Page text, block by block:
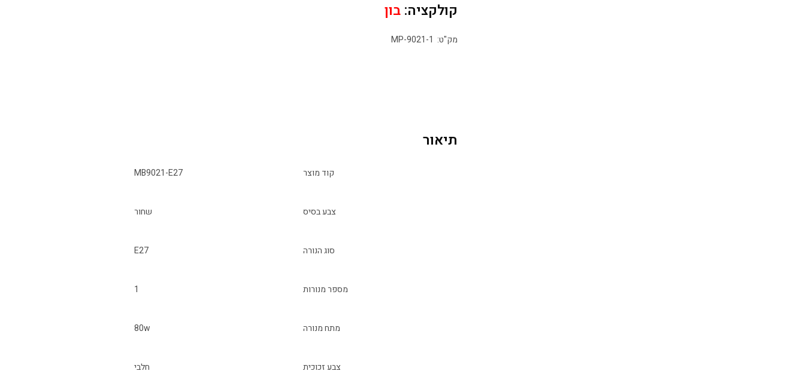
קולקציה: בון
מק"ט: MP-9021-1
תיאור
קוד מוצר MB9021-E27
צבע בסיס שחור
סוג הנורה E27
מספר מנורות 1
מתח מנורה 80w
צבע זכוכית חלבי